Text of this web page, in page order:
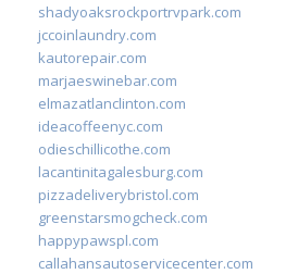
shadyoaksrockportrvpark.com
jccoinlaundry.com
kautorepair.com
marjaeswinebar.com
elmazatlanclinton.com
ideacoffeenyc.com
odieschillicothe.com
lacantinitagalesburg.com
pizzadeliverybristol.com
greenstarsmogcheck.com
happypawspl.com
callahansautoservicecenter.com